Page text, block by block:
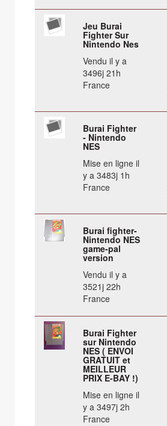
Jeu Burai
Fighter Sur
Nintendo Nes
Vendu il y a
3496j 21h
France
Burai Fighter
- Nintendo
NES
Mise en ligne il
y a 3483j 1h
France
Burai fighter-
Nintendo NES
game-pal
version
Vendu il y a
3521j 22h
France
Burai Fighter
sur Nintendo
NES ( ENVOI
GRATUIT et
MEILLEUR
PRIX E-BAY !)
Mise en ligne il
y a 3497j 2h
France